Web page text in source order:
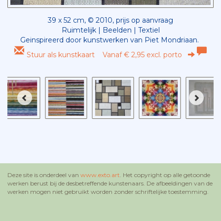
39 x 52 cm, © 2010, prijs op aanvraag
Ruimtelijk | Beelden | Textiel
Geinspireerd door kunstwerken van Piet Mondriaan.
Stuur als kunstkaart Vanaf € 2,95 excl. porto
Deze site is onderdeel van www.exto.art . Het copyright op alle getoonde
werken berust bij de desbetreffende kunstenaars. De afbeeldingen van de
werken mogen niet gebruikt worden zonder schriftelijke toestemming.